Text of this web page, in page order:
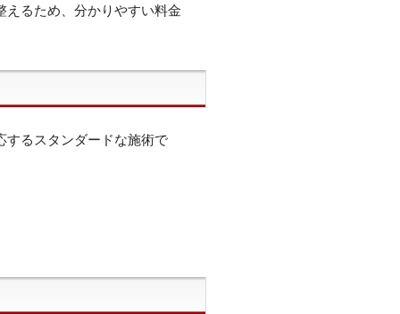
えるため、分かりやすい料金
するスタンダードな施術で